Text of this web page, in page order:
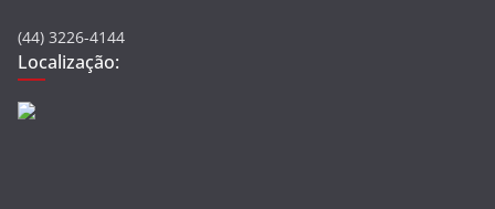
(44) 3226-4144
Localização: